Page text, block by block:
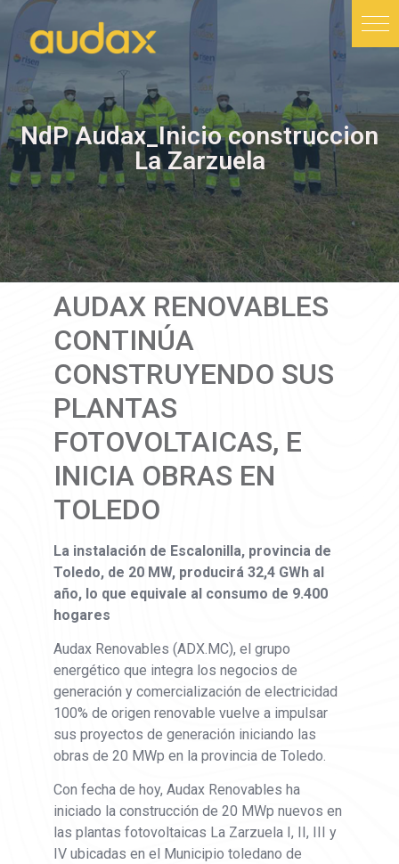
NdP Audax_Inicio construccion
La Zarzuela
AUDAX RENOVABLES
CONTINÚA
CONSTRUYENDO SUS
PLANTAS
FOTOVOLTAICAS, E
INICIA OBRAS EN
TOLEDO
La instalación de Escalonilla, provincia de
Toledo, de 20 MW, producirá 32,4 GWh al
año, lo que equivale al consumo de 9.400
hogares
Audax Renovables (ADX.MC), el grupo
energético que integra los negocios de
generación y comercialización de electricidad
100% de origen renovable vuelve a impulsar
sus proyectos de generación iniciando las
obras de 20 MWp en la provincia de Toledo.
Con fecha de hoy, Audax Renovables ha
iniciado la construcción de 20 MWp nuevos en
las plantas fotovoltaicas La Zarzuela I, II, III y
IV ubicadas en el Municipio toledano de